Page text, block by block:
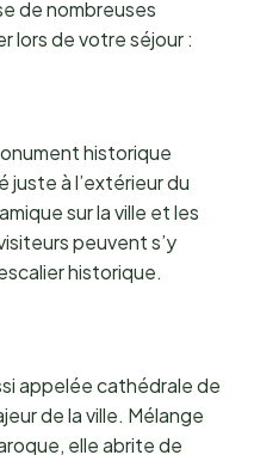
de nombreuses
lors de votre séjour :
historique
juste à l’extérieur du
sur la ville et les
peuvent s’y
historique.
appelée cathédrale de
de la ville. Mélange
elle abrite de